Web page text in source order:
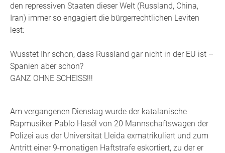
den repressiven Staaten dieser Welt (Russland, China,
Iran) immer so engagiert die bürgerrechtlichen Leviten
lest:
Wusstet Ihr schon, dass Russland gar nicht in der EU ist –
Spanien aber schon?
GANZ OHNE SCHEISS!!!
Am vergangenen Dienstag wurde der katalanische
Rapmusiker Pablo Hasél von 20 Mannschaftswagen der
Polizei aus der Universität Lleida exmatrikuliert und zum
Antritt einer 9-monatigen Haftstrafe eskortiert, zu der er